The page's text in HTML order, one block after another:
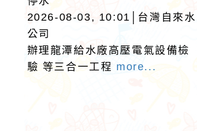
2026-08-03, 10:01│台灣自來水
公司
辦理龍潭給水廠高壓電氣設備檢
驗 等三合一工程 more...